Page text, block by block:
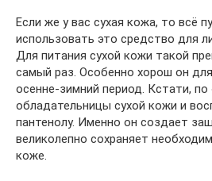
Если же у вас сухая кожа, то всё
использовать это средство для
Для питания сухой кожи такой
самый раз. Особенно хорош он
осенне-зимний период. Кстати,
обладательницы сухой кожи и
пантенолу. Именно он создает
великолепно сохраняет
коже.